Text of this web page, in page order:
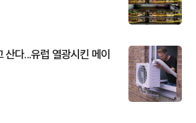
다...유럽 열광시킨 메이